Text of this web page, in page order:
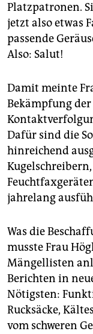
abo
genossenschaft
epaper login
Platzpatronen.
jetzt also etwas
passende
Also: Salut!
Damit meinte
Bekämpfung
Dafür sind die
hinreichend
jahrelang
Was die
musste Frau
Mängellisten
Berichten in
Nötigsten:
Rucksäcke,
vom schweren